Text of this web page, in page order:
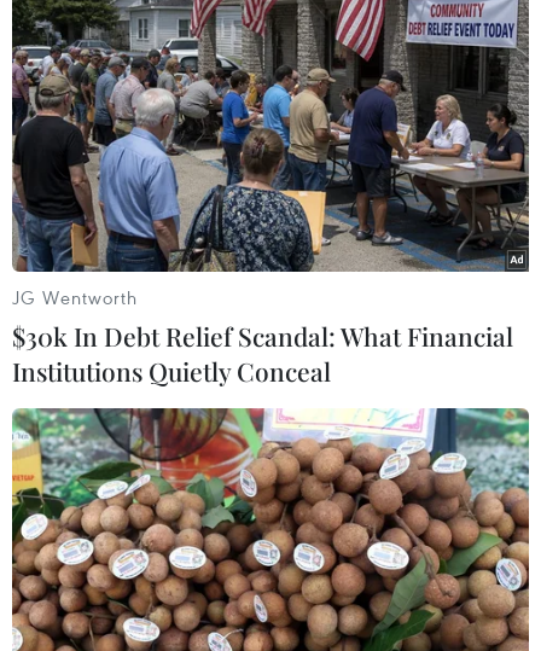
#Chất ma túy #Chống ma túy
#Bộ đội biên phòng
#Công an Thành phố Hồ Chí Minh
An Giang
Tp. Hồ Chí Minh
Theo dõi VietnamPlus
TIN LIÊN QUAN
JG Wentworth
$30k In Debt Relief Scandal: What Financial
Institutions Quietly Conceal